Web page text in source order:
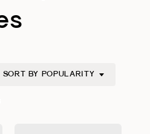
SORT BY POPULARITY